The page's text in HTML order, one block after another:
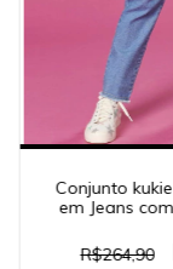
Conjunto
em Jeans
R$264,90